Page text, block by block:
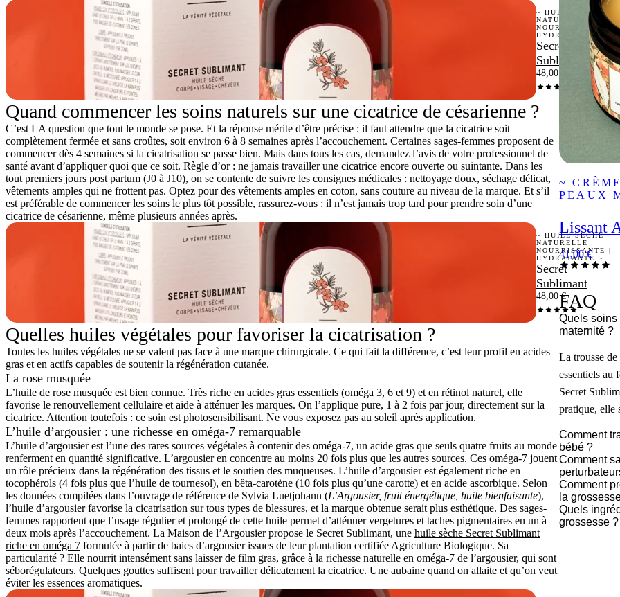
~ HUILE SÈCHE
NATURELLE
NOURRISSANTE |
HYDRATANTE ~
Secret
Sublimant
48,00
Quand commencer les soins naturels sur une cicatrice de césarienne ?
C’est LA question que tout le monde se pose. Et la réponse mérite d’être précise : il faut attendre que la cicatrice soit
complètement fermée et sans croûtes, soit environ 6 à 8 semaines après l’accouchement. Certaines sages-femmes proposent de
commencer dès 4 semaines si la cicatrisation se passe bien. Mais dans tous les cas, demandez l’avis de votre professionnel de
santé avant d’appliquer quoi que ce soit. Règle d’or : ne jamais travailler une cicatrice encore ouverte ou suintante. Dans les
tout premiers jours post partum (J0 à J10), on se contente de suivre les consignes médicales : nettoyage doux, séchage délicat,
vêtements amples qui ne frottent pas. Optez pour des vêtements amples en coton, sans couture au niveau de la marque. Et s’il
est préférable de commencer les soins le plus tôt possible, rassurez-vous : il n’est jamais trop tard pour prendre soin d’une
cicatrice de césarienne, même plusieurs années après.
~ HUILE SÈCHE
NATURELLE
NOURRISSANTE |
HYDRATANTE ~
Secret
Sublimant
48,00€
Quelles huiles végétales pour favoriser la cicatrisation ?
Toutes les huiles végétales ne se valent pas face à une marque chirurgicale. Ce qui fait la différence, c’est leur profil en acides
gras et en actifs capables de soutenir la régénération cutanée.
La rose musquée
L’huile de rose musquée est bien connue. Très riche en acides gras essentiels (oméga 3, 6 et 9) et en rétinol naturel, elle
favorise le renouvellement cellulaire et aide à atténuer les marques. On l’applique pure, 1 à 2 fois par jour, directement sur la
cicatrice. Attention toutefois : ce soin est photosensibilisant. Ne vous exposez pas au soleil après application.
L’huile d’argousier : une richesse en oméga-7 remarquable
L’huile d’argousier est l’une des rares sources végétales à contenir des oméga-7, un acide gras que seuls quatre fruits au monde
renferment en quantité significative. L’argousier en concentre au moins 20 fois plus que les autres sources. Ces oméga-7 jouent
un rôle précieux dans la régénération des tissus et le soutien des muqueuses. L’huile d’argousier est également riche en
tocophérols (4 fois plus que l’huile de tournesol), en bêta-carotène (10 fois plus qu’une carotte) et en acide ascorbique. Selon
les données compilées dans l’ouvrage de référence de Sylvia Luetjohann (L’Argousier, fruit énergétique, huile bienfaisante),
l’huile d’argousier favorise la cicatrisation sur tous types de blessures, et la marque obtenue serait plus esthétique. Des sages-
femmes rapportent que l’usage régulier et prolongé de cette huile permet d’atténuer vergetures et taches pigmentaires en un à
deux mois après l’accouchement. La Maison de l’Argousier propose le Secret Sublimant, une huile sèche Secret Sublimant
riche en oméga 7 formulée à partir de baies d’argousier issues de leur plantation certifiée Agriculture Biologique. Sa
particularité ? Elle nourrit intensément sans laisser de film gras, grâce à la richesse naturelle en oméga-7 de l’argousier, qui sont
séborégulateurs. Quelques gouttes suffisent pour travailler délicatement la cicatrice. Une aubaine quand on allaite et qu’on veut
éviter les essences aromatiques.
~
PEAUX
Lissant
41,00€
FAQ
Quels soins
maternité ?
La trousse
essentiels au
Secret
pratique, elle
Comment
bébé ?
Comment
Comment
la
Quels
grossesse ?